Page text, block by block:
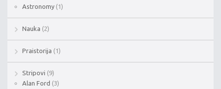
Astronomy (1)
Nauka (2)
Praistorija (1)
Stripovi (9)
Alan Ford (3)